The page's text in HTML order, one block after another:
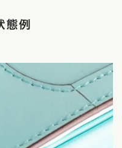
態例